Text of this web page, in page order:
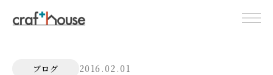
ブログ 2016.02.01